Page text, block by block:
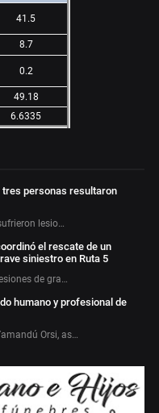
41.5
8.7
0.2
49.18
6.6335
personas resultaron
lesio…
el rescate de un
siniestro en Ruta 5
de gra…
humano y profesional de
Orsi, as…